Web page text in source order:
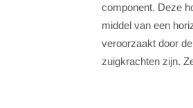
component. Deze
middel van een
veroorzaakt door
zuigkrachten zijn.